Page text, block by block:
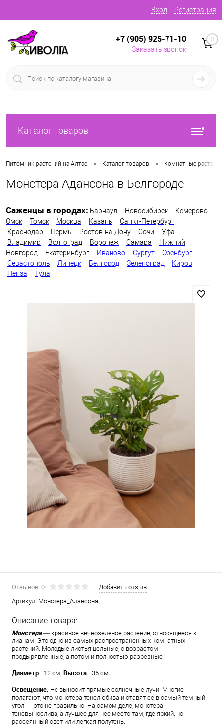
Вход Регистрация
+7 (905) 925-71-10
Заказать звонок
0
Каталог товаров
Питомник растений на Алтае • Каталог товаров • Комнатные
Монстера Адансона в Белгороде
Саженцы в городах: Барнаул Новосибирск
Кемерово
Омск
Томск Москва Казань
Санкт-Петербург
Краснодар
Пермь Ростов-на-Дону Сочи
Уфа
Владимир
Волгоград Воронеж Самара
Нижний
Новгород
Екатеринбург Иваново Сургут
Оренбург
Севастополь
Липецк Белгород Зеленоград
Киров
Пенза
Тула
Отзывов: 0
Добавить отзыв
Артикул: Монстера_Адансона
Описание товара:
Монстера— красивое вечнозеленое растение, относящееся к
лианам. Это одно из самых распространенных комнатных
растений. Молодые листья цельные, с возрастом —
продырявленные, а потом и полностью разрезные
Диаметр - 12 см. Высота - 35 см
Освещение. Не выносит прямые солнечные лучи. Многие
полагают, что монстера тенелюбива и ставят ее в самый темный
угол — это не правильно. На самом деле, монстера
теневынослива, а лучшее для нее место там, где яркий, но
рассеянный свет или легкая полутень.